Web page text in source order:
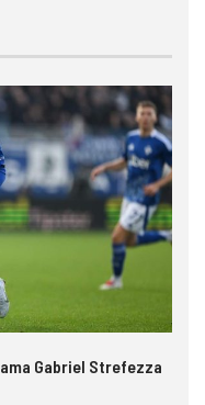
Gabriel Strefezza